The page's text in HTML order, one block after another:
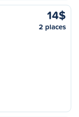
14$
2 places